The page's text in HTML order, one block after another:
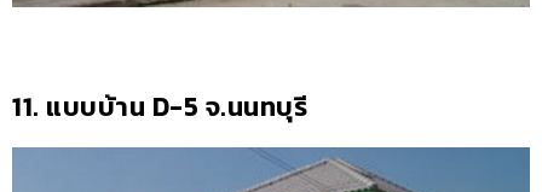
11. แบบบ้าน D-5 จ.นนทบุรี